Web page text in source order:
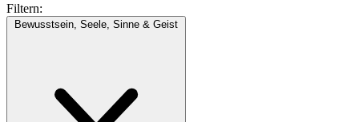
Filtern:
Bewusstsein, Seele, Sinne & Geist